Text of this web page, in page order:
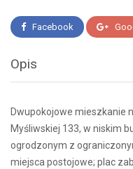
Facebook
Opis
Dwupokojowe mieszkanie
Myśliwskiej 133, w niskim
ogrodzonym z
miejsca postojowe; plac